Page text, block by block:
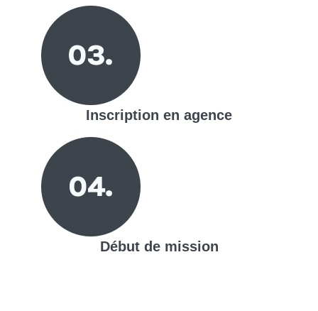
Inscription en agence
Début de mission